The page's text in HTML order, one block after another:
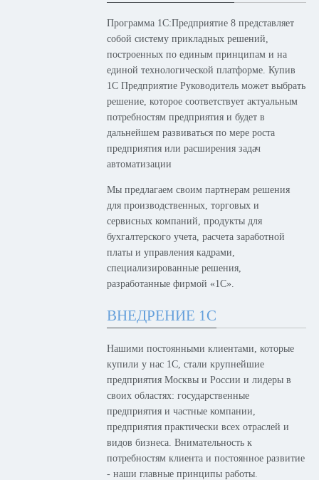
Программа 1С:Предприятие 8 представляет
собой систему прикладных решений,
построенных по единым принципам и на
единой технологической платформе. Купив
1С Предприятие Руководитель может выбрать
решение, которое соответствует актуальным
потребностям предприятия и будет в
дальнейшем развиваться по мере роста
предприятия или расширения задач
автоматизации
Мы предлагаем своим партнерам решения
для производственных, торговых и
сервисных компаний, продукты для
бухгалтерского учета, расчета заработной
платы и управления кадрами,
специализированные решения,
разработанные фирмой «1С».
ВНЕДРЕНИЕ 1С
Нашими постоянными клиентами, которые
купили у нас 1С, стали крупнейшие
предприятия Москвы и России и лидеры в
своих областях: государственные
предприятия и частные компании,
предприятия практически всех отраслей и
видов бизнеса. Внимательность к
потребностям клиента и постоянное развитие
- наши главные принципы работы.